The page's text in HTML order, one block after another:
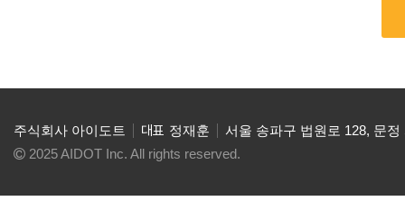
주식회사 아이도트 대표 정재훈
서울 송파구 법원로 128, 문
2025 AIDOT Inc. All rights reserved.